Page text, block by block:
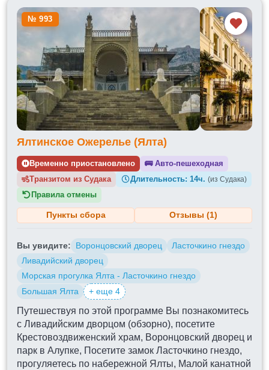
№ 993
Ялтинское Ожерелье (Ялта)
Временно приостановлено 🚌Авто-пешеходная
Транзитом из
Длительность: 14ч. (из Судака)
Правила отмены
Пункты сбора Отзывы (1)
Вы увидите: Воронцовский дворец
Ласточкино гнездо
Ливадийский дворец
Морская прогулка Ялта - Ласточкино гнездо
Большая Ялта
+ еще 4
Путешествуя по этой программе Вы познакомитесь
с Ливадийским дворцом (обзорно), посетите
Крестовоздвиженский храм, Воронцовский дворец и
парк в Алупке, Посетите замок Ласточкино гнездо,
прогуляетесь по набережной Ялты, Малой канатной